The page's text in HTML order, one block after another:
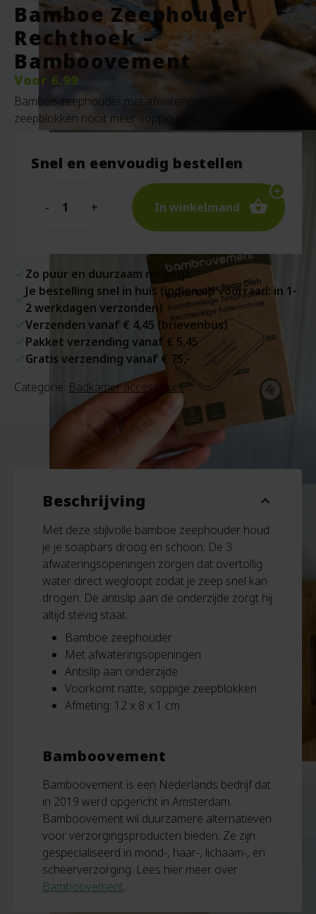
Bamboe Zeephouder
Rechthoek –
Bamboovement
Voor 6.99
Bamboe zeephouder met afwateringsopeningen zodat je
zeepblokken nooit meer soppig en klef worden.
Snel en eenvoudig bestellen
In winkelmand
Zo puur en duurzaam mogelijk
Je bestelling snel in huis (indien op voorraad: in 1-
2 werkdagen verzonden)
Verzenden vanaf € 4,45 (brievenbus)
Pakket verzending vanaf € 5,45
Gratis verzending vanaf € 75,-
Categorie: Badkamer accessoires
Beschrijving expand_more
Met deze stijlvolle bamboe zeephouder houd
je je soapbars droog en schoon. De 3
afwateringsopeningen zorgen dat overtollig
water direct wegloopt zodat je zeep snel kan
drogen. De antislip aan de onderzijde zorgt hij
altijd stevig staat.
Bamboe zeephouder
Met afwateringsopeningen
Antislip aan onderzijde
Voorkomt natte, soppige zeepblokken
Afmeting: 12 x 8 x 1 cm
Bamboovement
Bamboovement is een Nederlands bedrijf dat
in 2019 werd opgericht in Amsterdam.
Bamboovement wil duurzamere alternatieven
voor verzorgingsproducten bieden. Ze zijn
gespecialiseerd in mond-, haar-, lichaam-, en
scheerverzorging. Lees hier meer over
Bamboovement.